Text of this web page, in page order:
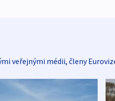
veřejnými médii, členy